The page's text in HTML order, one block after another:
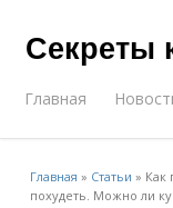
Секреты
Главная
Главная » Статьи » Как
похудеть. Можно ли